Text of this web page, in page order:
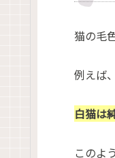
猫の毛
例えば
白猫は
このよ